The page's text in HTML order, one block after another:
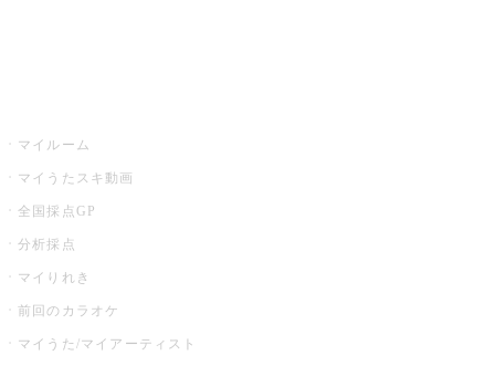
マイルーム
マイうたスキ動画
全国採点GP
分析採点
マイりれき
前回のカラオケ
マイうた/マイアーティスト